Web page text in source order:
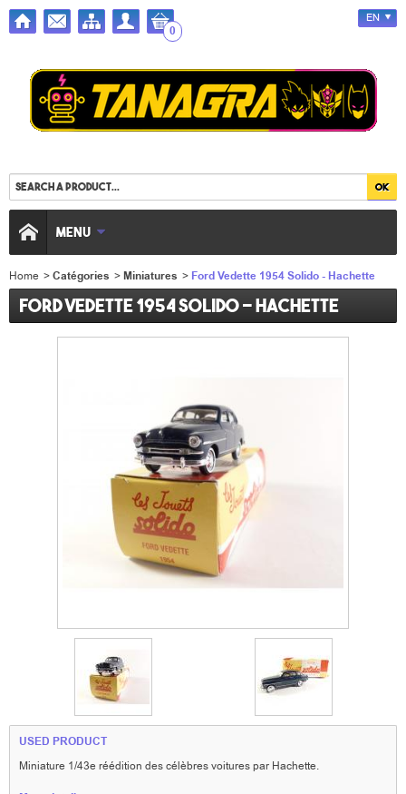
0
EN
MENU
Home >Catégories >Miniatures > Ford Vedette 1954 Solido - Hachette
Ford Vedette 1954 Solido - Hachette
USED PRODUCT
Miniature 1/43e réédition des célèbres voitures par Hachette.